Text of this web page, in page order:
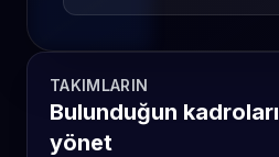
TAKIMLARIN
Bulunduğun kadroları
yönet